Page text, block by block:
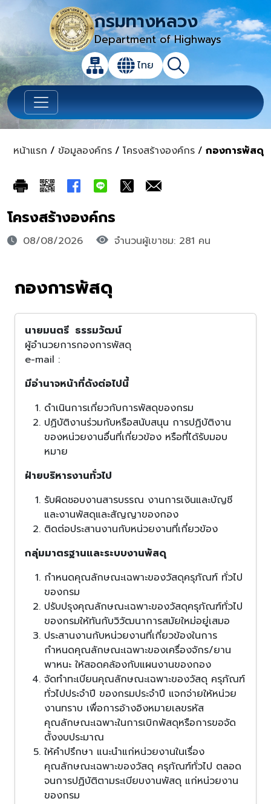
กรมทางหลวง
Department of Highways
แผนผังเว็บไซต์
เปลี่ยนภาษา
ไทย ค้นหา
เปิดกล่องค้นหาข้อมูลหลักของเว็บไซต์
หน้าแรก / ข้อมูลองค์กร / โครงสร้างองค์กร / กองการพัสดุ
โครงสร้างองค์กร
08/08/2026 จำนวนผู้เขาชม: 281 คน
กองการพัสดุ
นายมนตรี ธรรมวัฒน์
ผู้อำนวยการกองการพัสดุ
e-mail :
มีอำนาจหน้าที่ดังต่อไปนี้
ดำเนินการเกี่ยวกับการพัสดุของกรม
ปฏิบัติงานร่วมกับหรือสนับสนุน การปฏิบัติงาน
ของหน่วยงานอื่นที่เกี่ยวข้อง หรือที่ได้รับมอบ
หมาย
ฝ่ายบริหารงานทั่วไป
รับผิดชอบงานสารบรรณ งานการเงินและบัญชี
และงานพัสดุและสัญญาของกอง
ติดต่อประสานงานกับหน่วยงานที่เกี่ยวข้อง
กลุ่มมาตรฐานและระบบงานพัสดุ
กำหนดคุณลักษณะเฉพาะของวัสดุครุภัณฑ์ ทั่วไป
ของกรม
ปรับปรุงคุณลักษณะเฉพาะของวัสดุครุภัณฑ์ทั่วไป
ของกรมให้ทันกับวิวัฒนาการสมัยใหม่อยู่เสมอ
ประสานงานกับหน่วยงานที่เกี่ยวข้องในการ
กำหนดคุณลักษณะเฉพาะของเครื่องจักร/ยาน
พาหนะ ให้สอดคล้องกับแผนงานของกอง
จัดทำทะเบียนคุณลักษณะเฉพาะของวัสดุ ครุภัณฑ์
ทั่วไปประจำปี ของกรมประจำปี แจกจ่ายให้หน่วย
งานทราบ เพื่อการอ้างอิงหมายเลขรหัส
คุณลักษณะเฉพาะในการเบิกพัสดุหรือการขอจัด
ตั้งงบประมาณ
ให้คำปรึกษา แนะนำแก่หน่วยงานในเรื่อง
คุณลักษณะเฉพาะของวัสดุ ครุภัณฑ์ทั่วไป ตลอด
จนการปฏิบัติตามระเบียบงานพัสดุ แก่หน่วยงาน
ของกรม